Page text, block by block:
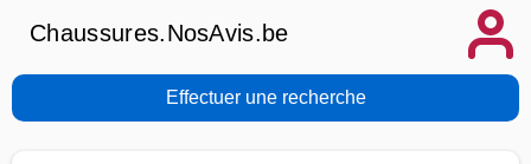
Chaussures.NosAvis.be
Effectuer une recherche